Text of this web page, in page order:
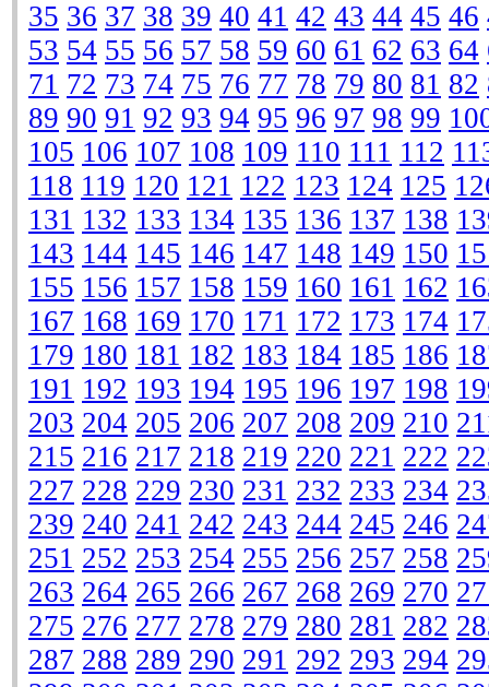
35 36 37 38 39 40 41 42 43 44 45 46
53 54 55 56 57 58 59 60 61 62 63 64
71 72 73 74 75 76 77 78 79 80 81 82
89 90 91 92 93 94 95 96 97 98 99
105 106 107 108 109 110 111 112
118 119 120 121 122 123 124 125
131 132 133 134 135 136 137 138
143 144 145 146 147 148 149 150
155 156 157 158 159 160 161 162
167 168 169 170 171 172 173 174
179 180 181 182 183 184 185 186
191 192 193 194 195 196 197 198
203 204 205 206 207 208 209 210
215 216 217 218 219 220 221 222
227 228 229 230 231 232 233 234
239 240 241 242 243 244 245 246
251 252 253 254 255 256 257 258
263 264 265 266 267 268 269 270
275 276 277 278 279 280 281 282
287 288 289 290 291 292 293 294